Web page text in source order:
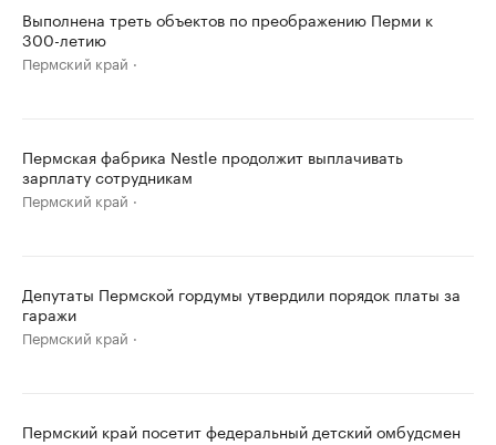
Выполнена треть объектов по преображению Перми к
300-летию
Пермский край
Пермская фабрика Nestle продолжит выплачивать
зарплату сотрудникам
Пермский край
Депутаты Пермской гордумы утвердили порядок платы за
гаражи
Пермский край
Пермский край посетит федеральный детский омбудсмен